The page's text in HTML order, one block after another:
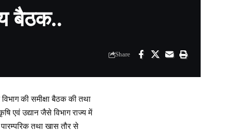
बैठक..
Share
की समीक्षा बैठक की तथा
एवं उद्यान जैसे विभाग राज्य में
तथा खास तौर से